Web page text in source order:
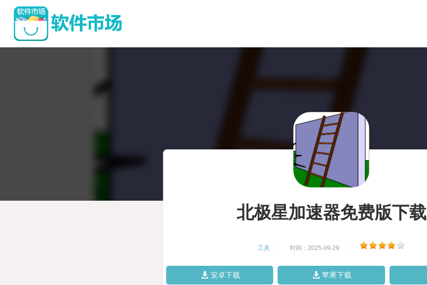
北极星加速器免费版下载
工具 时间：2025-09-29
安卓下载 苹果下载